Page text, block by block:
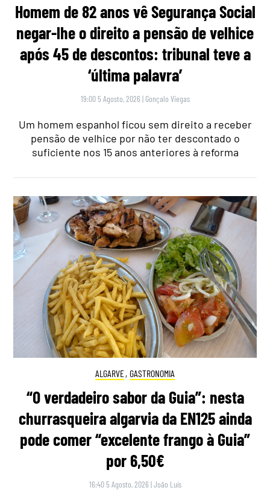
Homem de 82 anos vê Segurança Social
negar-lhe o direito a pensão de velhice
após 45 de descontos: tribunal teve a
‘última palavra’
19:00 5 Agosto, 2026 | Gonçalo Viegas
Um homem espanhol ficou sem direito a receber
pensão de velhice por não ter descontado o
suficiente nos 15 anos anteriores à reforma
ALGARVE, GASTRONOMIA
“O verdadeiro sabor da Guia”: nesta
churrasqueira algarvia da EN125 ainda
pode comer “excelente frango à Guia”
por 6,50€
16:40 5 Agosto, 2026 |João Luís